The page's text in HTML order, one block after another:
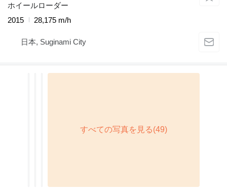
ホイールローダー
2015
28,175 m/h
日本, Suginami City